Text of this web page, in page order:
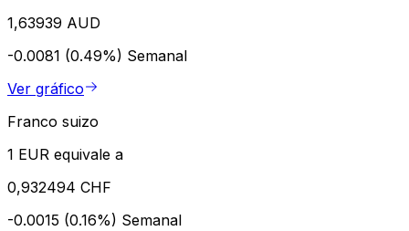
1,63939 AUD
-0.0081 (0.49%) Semanal
Ver gráfico
Franco suizo
1 EUR equivale a
0,932494 CHF
-0.0015 (0.16%) Semanal